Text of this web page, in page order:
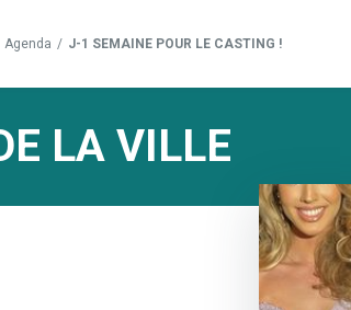
Agenda / J-1 SEMAINE POUR LE CASTING !
LA VILLE